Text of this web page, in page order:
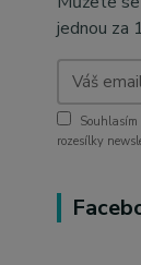
jednou za
Souhlasím
rozesílky